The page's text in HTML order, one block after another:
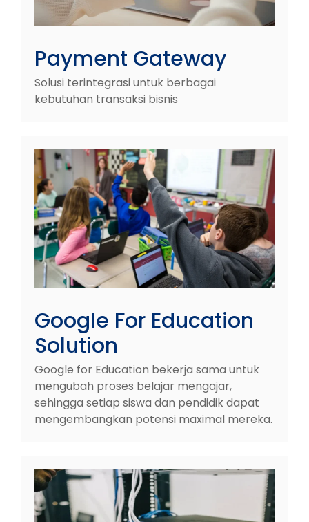
Payment Gateway
Solusi terintegrasi untuk berbagai
kebutuhan transaksi bisnis
Google For Education
Solution
Google for Education bekerja sama untuk
mengubah proses belajar mengajar,
sehingga setiap siswa dan pendidik dapat
mengembangkan potensi maximal mereka.